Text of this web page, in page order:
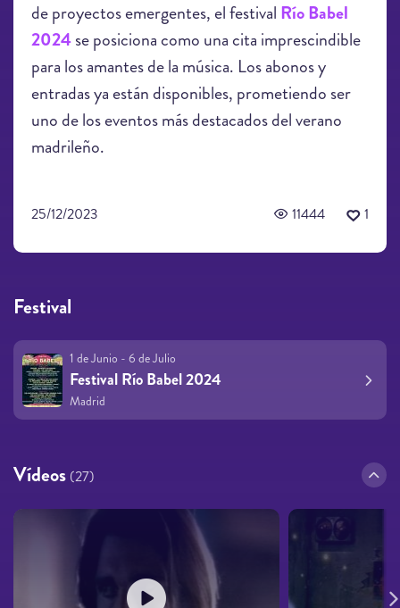
de proyectos emergentes, el festival Río Babel
2024se posiciona como una cita imprescindible
para los amantes de la música. Los abonos y
entradas ya están disponibles, prometiendo ser
uno de los eventos más destacados del verano
madrileño.
25/12/2023 11444 1
Festival
1 de Junio - 6 de Julio
Festival Río Babel 2024
Madrid
Vídeos (27)